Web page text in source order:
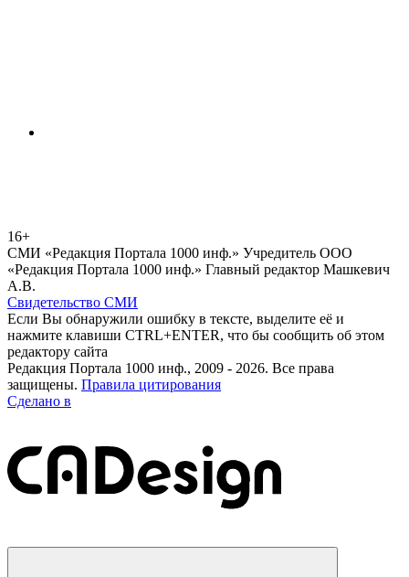
16+
СМИ «Редакция Портала 1000 инф.» Учредитель ООО
«Редакция Портала 1000 инф.» Главный редактор Машкевич
А.В.
Свидетельство СМИ
Если Вы обнаружили ошибку в тексте, выделите её и
нажмите клавиши CTRL+ENTER, что бы сообщить об этом
редактору сайта
Редакция Портала 1000 инф., 2009 - 2026. Все права
защищены. Правила цитирования
Сделано в